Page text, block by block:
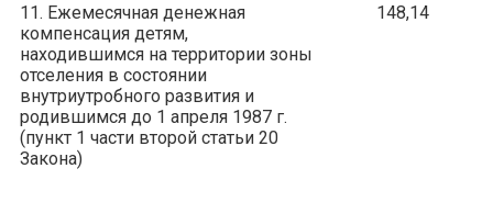
11. Ежемесячная денежная
компенсация детям,
находившимся на территории зоны
отселения в состоянии
внутриутробного развития и
родившимся до 1 апреля 1987 г.
(пункт 1 части второй статьи 20
Закона)
148,14